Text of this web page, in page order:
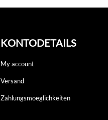
KONTODETAILS
My account
Versand
Zahlungsmoeglichkeiten